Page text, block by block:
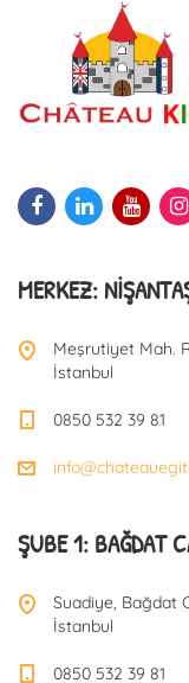
MERKEZ:
Meşrutiyet Mah.
İstanbul
0850 532 39 81
ŞUBE 1: BAĞDAT
Suadiye, Bağdat
İstanbul
0850 532 39 81